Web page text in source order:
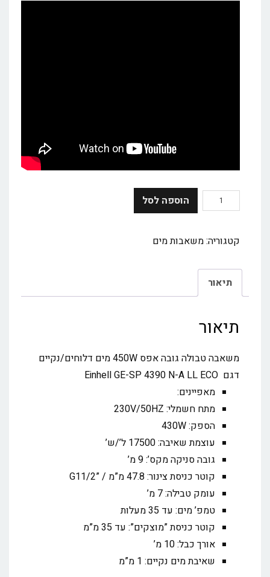
הוספה לסל
קטגוריה:משאבות מים
תיאור
תיאור
משאבה טבולה גובה אפס 450W מים דלוחים/נקיים
דגם Einhell GE-SP 4390 N-A LL ECO
מאפיינים:
מתח חשמלי: 230V/50HZ
הספק: 430W
עוצמת שאיבה: 17500 ל’/ש’
גובה סניקה מקס’: 9 מ’
קוטר כניסת צינור: 47.8 מ”מ / ”G11/2
עומק טבילה: 7 מ’
טמפ’ מים: עד 35 מעלות
קוטר כניסת ”מוצקים”: עד 35 מ”מ
אורך כבל: 10 מ’
שאיבת מים נקיים: 1 מ”מ